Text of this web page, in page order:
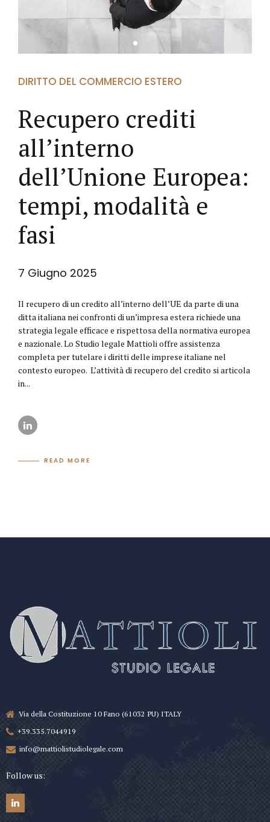
DIRITTO DEL COMMERCIO ESTERO
Recupero crediti
all’interno
dell’Unione Europea:
tempi, modalità e
fasi
7 Giugno 2025
Il recupero di un credito all’interno dell’UE da parte di una
ditta italiana nei confronti di un’impresa estera richiede una
strategia legale efficace e rispettosa della normativa europea
e nazionale. Lo Studio legale Mattioli offre assistenza
completa per tutelare i diritti delle imprese italiane nel
contesto europeo. L’attività di recupero del credito si articola
in...
READ MORE
Via della Costituzione 10 Fano (61032 PU) ITALY
+39.335.7044919
info@mattiolistudiolegale.com
Follow us: